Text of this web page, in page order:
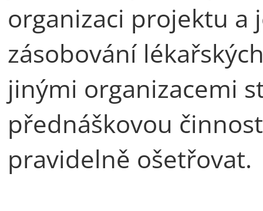
organizaci projektu a
zásobování
jinými organizacemi
přednáškovou
pravidelně ošetřovat.